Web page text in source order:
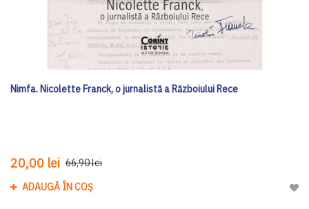
Nimfa. Nicolette Franck, o jurnalistă a Războiului Rece
20,00 lei 66,90 lei
ADAUGĂ ÎN COȘ